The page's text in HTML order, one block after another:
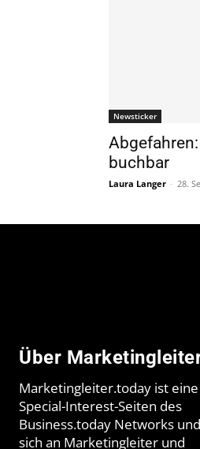
Newsticker
buchbar
Laura Langer - 28.
Über
Marketingleiter.today ist
Special-Interest-Seiten des
Business.today Networks
sich an Marketingleiter und